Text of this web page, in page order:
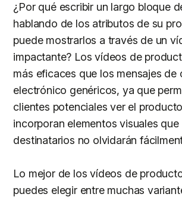
¿Por qué escribir un largo bloque
hablando de los atributos de su
puede mostrarlos a través de un
impactante? Los vídeos de
más eficaces que los mensajes de
electrónico genéricos, ya que
clientes potenciales ver el
incorporan elementos visuales que
destinatarios no olvidarán
Lo mejor de los vídeos de
puedes elegir entre muchas